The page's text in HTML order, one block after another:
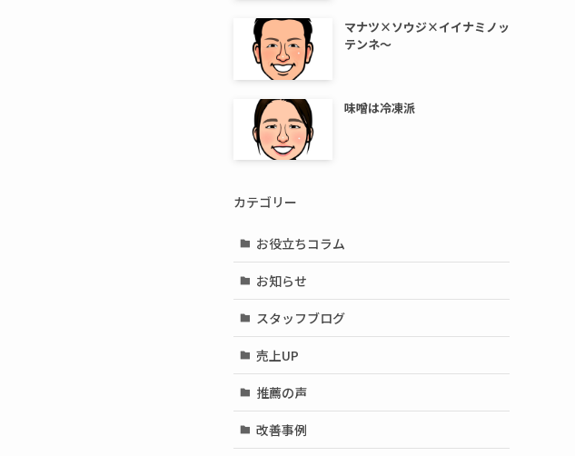
マナツ×ソウジ×イイナミノッ
テンネ～
味噌は冷凍派
カテゴリー
お役立ちコラム
お知らせ
スタッフブログ
売上UP
推薦の声
改善事例